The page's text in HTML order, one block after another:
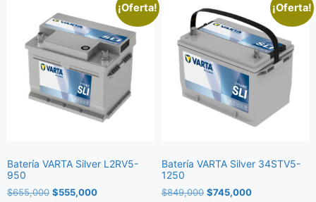
¡Oferta!
Batería VARTA Silver L2RV5-
950
$655,000 $555,000
¡Oferta!
Batería VARTA Silver 34STV5-
1250
$849,000 $745,000